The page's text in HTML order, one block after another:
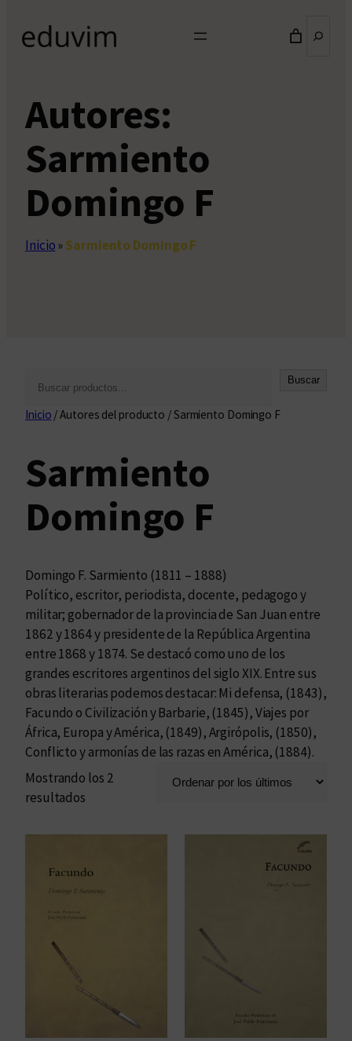
Autores:
Sarmiento
Domingo F
Inicio»Sarmiento Domingo F
s
r
Buscar
Inicio / Autores del producto / Sarmiento Domingo F
Sarmiento
Domingo F
Domingo F. Sarmiento (1811 – 1888)
Político, escritor, periodista, docente, pedagogo y
militar; gobernador de la provincia de San Juan entre
1862 y 1864 y presidente de la República Argentina
entre 1868 y 1874. Se destacó como uno de los
grandes escritores argentinos del siglo XIX. Entre sus
obras literarias podemos destacar: Mi defensa, (1843),
Facundo o Civilización y Barbarie, (1845), Viajes por
África, Europa y América, (1849), Argirópolis, (1850),
Conflicto y armonías de las razas en América, (1884).
Mostrando los 2
resultados
d
n
a
d
r